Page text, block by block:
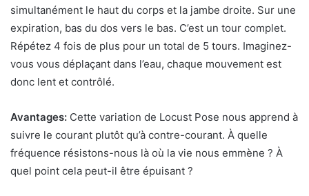
simultanément le haut du corps et la jambe droite. Sur une
expiration, bas du dos vers le bas. C’est un tour complet.
Répétez 4 fois de plus pour un total de 5 tours. Imaginez-
vous vous déplaçant dans l’eau, chaque mouvement est
donc lent et contrôlé.
Avantages: Cette variation de Locust Pose nous apprend à
suivre le courant plutôt qu’à contre-courant. À quelle
fréquence résistons-nous là où la vie nous emmène ? À
quel point cela peut-il être épuisant ?